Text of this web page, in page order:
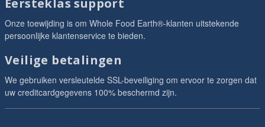
Eersteklas support
Onze toewijding is om Whole Food Earth®-klanten uitstekende
persoonlijke klantenservice te bieden.
Veilige betalingen
We gebruiken versleutelde SSL-beveiliging om ervoor te zorgen dat
uw creditcardgegevens 100% beschermd zijn.